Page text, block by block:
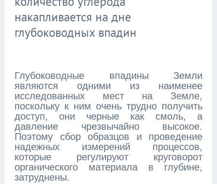
накапливается на дне
глубоководных впадин
Глубоководные впадины Земли
являются одними из наименее
исследованных мест на Земле,
поскольку к ним очень трудно получить
доступ, они черные как смоль, а
давление чрезвычайно высокое.
Поэтому сбор образцов и проведение
надежных измерений процессов,
которые регулируют круговорот
органического материала в глубине,
затруднены.